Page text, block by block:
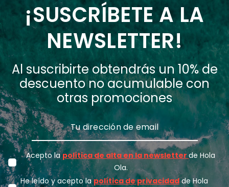
¡SUSCRÍBETE A LA
NEWSLETTER!
Al suscribirte obtendrás un 10% de
descuento no acumulable con
otras promociones
Acepto lapolítica de alta en la newsletter de Hola
Ola.
He leído y acepto lapolítica de privacidadde Hola